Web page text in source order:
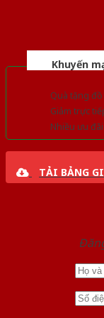
Khuyến
Quà tặng
Giảm trực
Nhiều ưu
TẢI BẢNG